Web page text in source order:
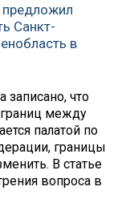
Санкт-
в
записано, что
между
палатой по
границы
В статье
вопроса в